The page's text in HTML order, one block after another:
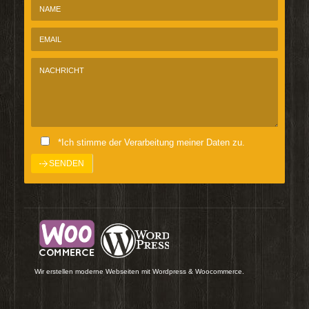
*Ich stimme der Verarbeitung meiner Daten zu.
Wir erstellen moderne Webseiten mit Wordpress & Woocommerce.